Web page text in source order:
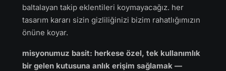
baltalayan takip eklentileri koymayacağız. her
tasarım kararı sizin gizliliğinizi bizim rahatlığımızın
önüne koyar.
misyonumuz basit: herkese özel, tek kullanımlık
bir gelen kutusuna anlık erişim sağlamak —